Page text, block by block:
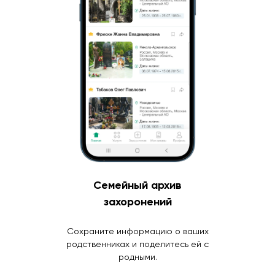
Семейный архив
захоронений
Сохраните информацию о ваших
родственниках и поделитесь ей с
родными.